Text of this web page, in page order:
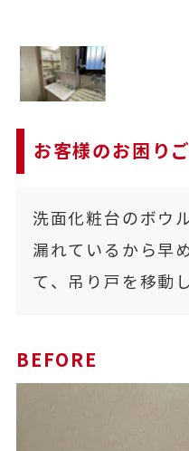
お客様のお困り
洗面化粧台のボウ
漏れているから早
て、吊り戸を移動
BEFORE